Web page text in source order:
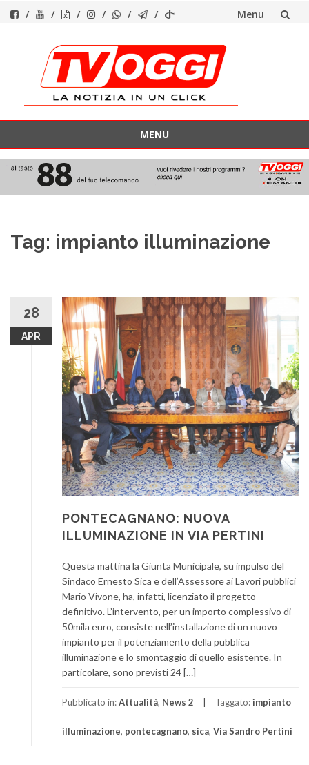
Menu
contenuto
MENU
contenuto
Tag: impianto illuminazione
28
APR
PONTECAGNANO: NUOVA
ILLUMINAZIONE IN VIA PERTINI
Questa mattina la Giunta Municipale, su impulso del
Sindaco Ernesto Sica e dell’Assessore ai Lavori pubblici
Mario Vivone, ha, infatti, licenziato il progetto
definitivo. L’intervento, per un importo complessivo di
50mila euro, consiste nell’installazione di un nuovo
impianto per il potenziamento della pubblica
illuminazione e lo smontaggio di quello esistente. In
particolare, sono previsti 24 […]
Pubblicato in:Attualità, News 2 Taggato: impianto
illuminazione, pontecagnano, sica, Via Sandro Pertini